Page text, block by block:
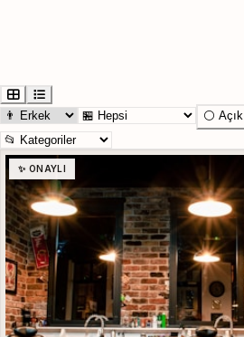
⚪ Açık
✨ ONAYLI